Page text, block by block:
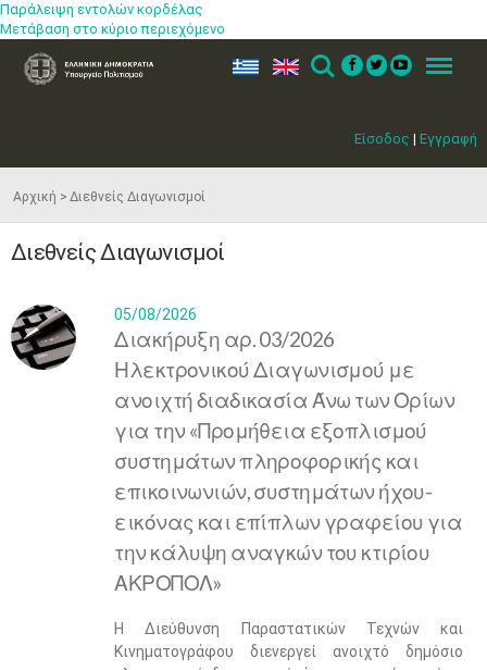
Παράλειψη εντολών κορδέλας
Μετάβαση στο κύριο περιεχόμενο
Είσοδος | Εγγραφή
ελ en Search Menu
Αρχική Διεθνείς Διαγωνισμοί
Διεθνείς Διαγωνισμοί
05/08/2026
Διακήρυξη αρ. 03/2026
Ηλεκτρονικού Διαγωνισμού με
ανοιχτή διαδικασία Άνω των Ορίων
για την «Προμήθεια εξοπλισμού
συστημάτων πληροφορικής και
επικοινωνιών, συστημάτων ήχου-
εικόνας και επίπλων γραφείου για
την κάλυψη αναγκών του κτιρίου
ΑΚΡΟΠΟΛ»
Η Διεύθυνση Παραστατικών Τεχνών και
Κινηματογράφου διενεργεί ανοιχτό δημόσιο